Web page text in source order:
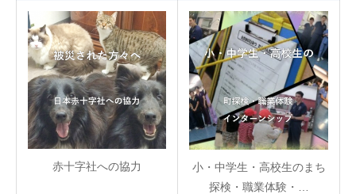
赤十字社への協力
小・中学生・高校生のまち
探検・職業体験・…